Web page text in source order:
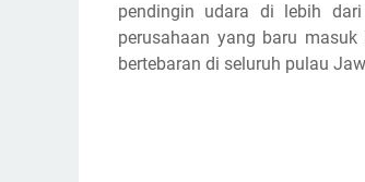
pendingin udara di lebih
perusahaan yang baru
bertebaran di seluruh pulau